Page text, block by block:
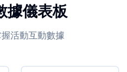
據儀表板
活動互動數據